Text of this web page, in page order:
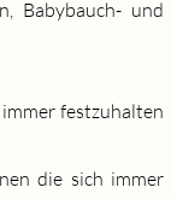
Babybauch- und
festzuhalten
die sich immer